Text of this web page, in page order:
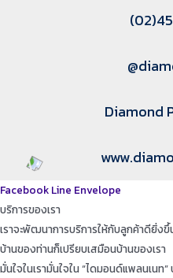
Diamond
Facebook Line Envelope
บริการของเรา
เราจะพัฒนาการบริการให้กับลูกค้าดียิ่งขึ้
บ้านของท่านก็เปรียบเสมือนบ้านของเรา
มั่นใจในเรามั่นใจใน “ไดมอนด์แพลนเนท